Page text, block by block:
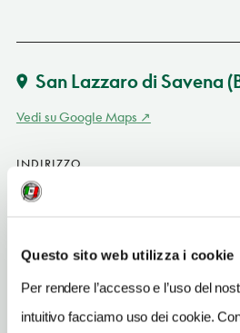
Questo sito web utilizza i cookie
Per rendere l’accesso e l’uso del
intuitivo facciamo uso dei cookie.
San Lazzaro di Savena
Vedi su Google Maps
INDIRIZZO
via Galletta 3 - 40068
SITO WEB
poderesangiuliano.it
INDIRIZZO EMAIL